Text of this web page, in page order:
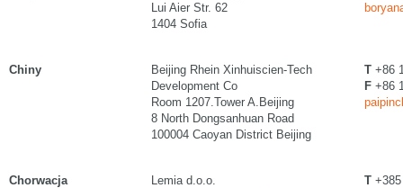
Lui Aier Str. 62
1404 Sofia
Chiny
Beijing Rhein Xinhuiscien-Tech
Development Co
Room 1207.Tower A.Beijing
8 North Dongsanhuan Road
100004 Caoyan District Beijing
T +86
F +86
Chorwacja
Lemia d.o.o.
T